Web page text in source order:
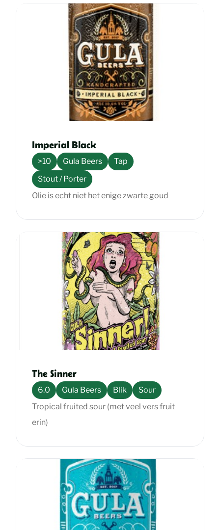
Imperial Black
>10 Gula Beers
Tap
Stout / Porter
Olie is echt niet het enige zwarte goud
The Sinner
6.0 Gula Beers Blik
Sour
Tropical fruited sour (met veel vers fruit
erin)